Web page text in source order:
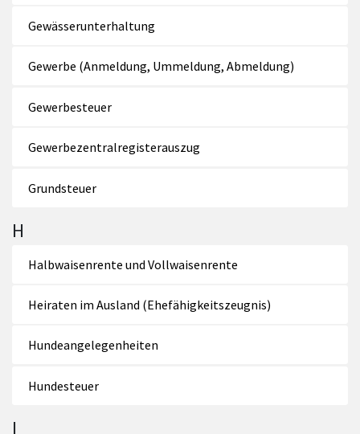
Gewässerunterhaltung
Gewerbe (Anmeldung, Ummeldung, Abmeldung)
Gewerbesteuer
Gewerbezentralregisterauszug
Grundsteuer
H
Halbwaisenrente und Vollwaisenrente
Heiraten im Ausland (Ehefähigkeitszeugnis)
Hundeangelegenheiten
Hundesteuer
I